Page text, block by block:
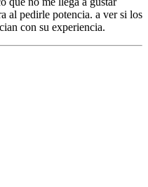
al pedirle potencia. a ver si los
con su experiencia.